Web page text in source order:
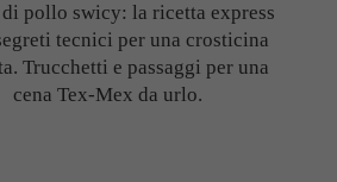
pollo swicy: la ricetta express
tecnici per una crosticina
Trucchetti e passaggi per una
cena Tex-Mex da urlo.